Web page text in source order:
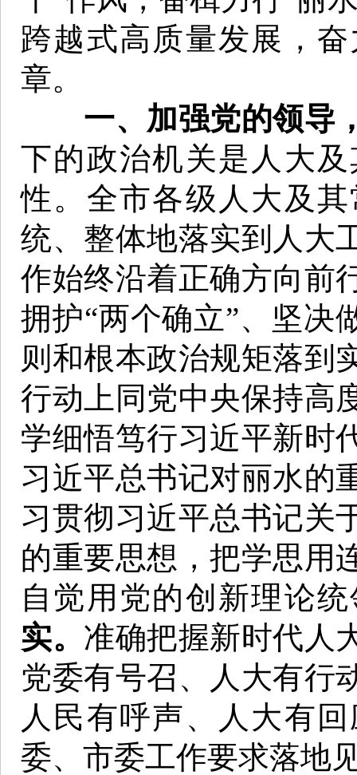
跨越式高质量发展，
章。
一、加强党的领导
下的政治机关是人大
性。全市各级人大及
统、整体地落实到人大
作始终沿着正确方向前
拥护“两个确立”、坚决
则和根本政治规矩落到
行动上同党中央保持高
学细悟笃行习近平新时
习近平总书记对丽水的
习贯彻习近平总书记关
的重要思想，把学思用
自觉用党的创新理论
实。 准确把握新时代人
党委有号召、人大有行
人民有呼声、人大有
委、市委工作要求落地